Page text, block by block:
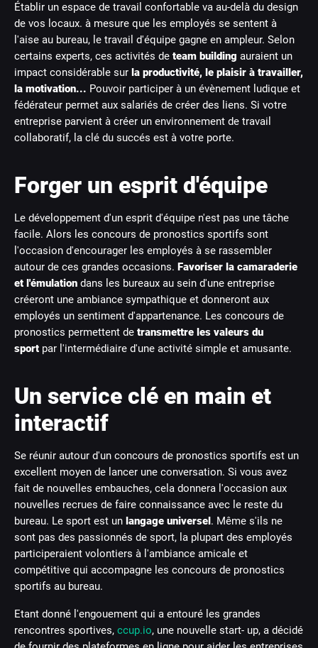
Établir un espace de travail confortable va au-delà du design
de vos locaux. à mesure que les employés se sentent à
l'aise au bureau, le travail d'équipe gagne en ampleur. Selon
certains experts, ces activités de team building auraient un
impact considérable sur la productivité, le plaisir à travailler,
la motivation... Pouvoir participer à un évènement ludique et
fédérateur permet aux salariés de créer des liens. Si votre
entreprise parvient à créer un environnement de travail
collaboratif, la clé du succés est à votre porte.
Forger un esprit d'équipe
Le développement d'un esprit d'équipe n'est pas une tâche
facile. Alors les concours de pronostics sportifs sont
l'occasion d'encourager les employés à se rassembler
autour de ces grandes occasions. Favoriser la camaraderie
et l'émulation dans les bureaux au sein d'une entreprise
créeront une ambiance sympathique et donneront aux
employés un sentiment d'appartenance. Les concours de
pronostics permettent de transmettre les valeurs du
sport par l'intermédiaire d'une activité simple et amusante.
Un service clé en main et
interactif
Se réunir autour d'un concours de pronostics sportifs est un
excellent moyen de lancer une conversation. Si vous avez
fait de nouvelles embauches, cela donnera l'occasion aux
nouvelles recrues de faire connaissance avec le reste du
bureau. Le sport est un langage universel. Même s'ils ne
sont pas des passionnés de sport, la plupart des employés
participeraient volontiers à l'ambiance amicale et
compétitive qui accompagne les concours de pronostics
sportifs au bureau.
Etant donné l'engouement qui a entouré les grandes
rencontres sportives, ccup.io, une nouvelle start- up, a décidé